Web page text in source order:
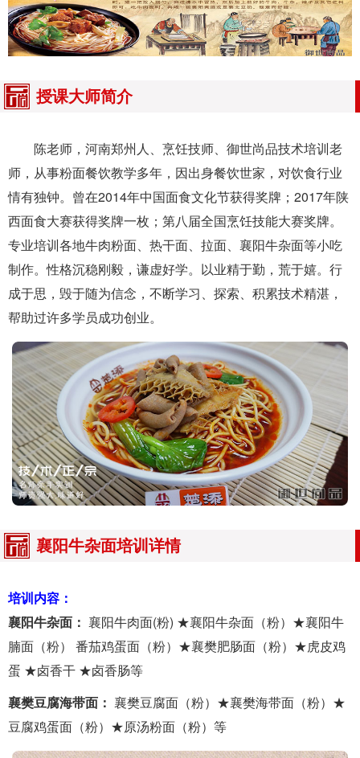
授课大师简介
陈老师，河南郑州人、烹饪技师、御世尚品技术培训老
师，从事粉面餐饮教学多年，因出身餐饮世家，对饮食行业
情有独钟。曾在2014年中国面食文化节获得奖牌；2017年陕
西面食大赛获得奖牌一枚；第八届全国烹饪技能大赛奖牌。
专业培训各地牛肉粉面、热干面、拉面、襄阳牛杂面等小吃
制作。性格沉稳刚毅，谦虚好学。以业精于勤，荒于嬉。行
成于思，毁于随为信念，不断学习、探索、积累技术精湛，
帮助过许多学员成功创业。
襄阳牛杂面培训详情
培训内容：
襄阳牛杂面： 襄阳牛肉面(粉) ★襄阳牛杂面（粉）★襄阳牛
腩面（粉） 番茄鸡蛋面（粉）★襄樊肥肠面（粉）★虎皮鸡
蛋 ★卤香干 ★卤香肠等
襄樊豆腐海带面： 襄樊豆腐面（粉）★襄樊海带面（粉）★
豆腐鸡蛋面（粉）★原汤粉面（粉）等